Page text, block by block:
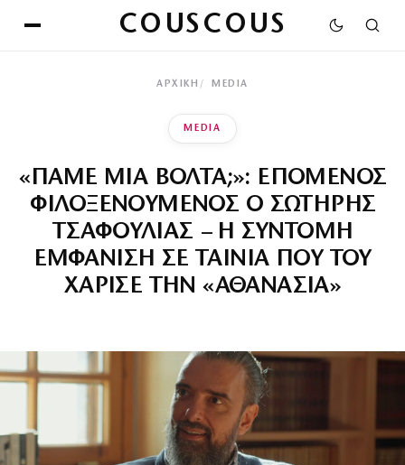
COUSCOUS
ΑΡΧΙΚΉ MEDIA
MEDIA
«ΠΑΜΕ ΜΙΑ ΒΟΛΤΑ;»: ΕΠΟΜΕΝΟΣ
ΦΙΛΟΞΕΝΟΥΜΕΝΟΣ Ο ΣΩΤΗΡΗΣ
ΤΣΑΦΟΥΛΙΑΣ – Η ΣΥΝΤΟΜΗ
ΕΜΦΑΝΙΣΗ ΣΕ ΤΑΙΝΙΑ ΠΟΥ ΤΟΥ
ΧΑΡΙΣΕ ΤΗΝ «ΑΘΑΝΑΣΙΑ»